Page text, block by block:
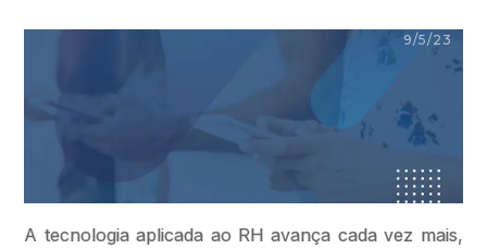
9/5/23
A tecnologia aplicada ao RH avança cada vez mais,